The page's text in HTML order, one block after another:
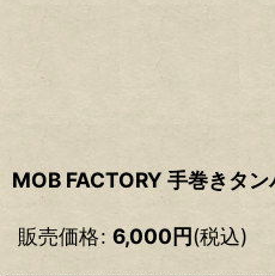
MOB FACTORY 手巻きタ
販売価格: 6,000円(税込)